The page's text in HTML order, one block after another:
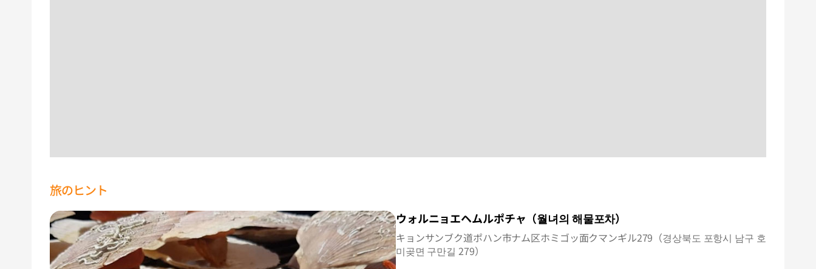
旅のヒント
ウォルニョエヘムルポチャ（월녀의 해물포차）
キョンサンブク道ポハン市ナム区ホミゴッ面クマンギル279（경상북도 포항시 남구 호
미곶면 구만길 279）